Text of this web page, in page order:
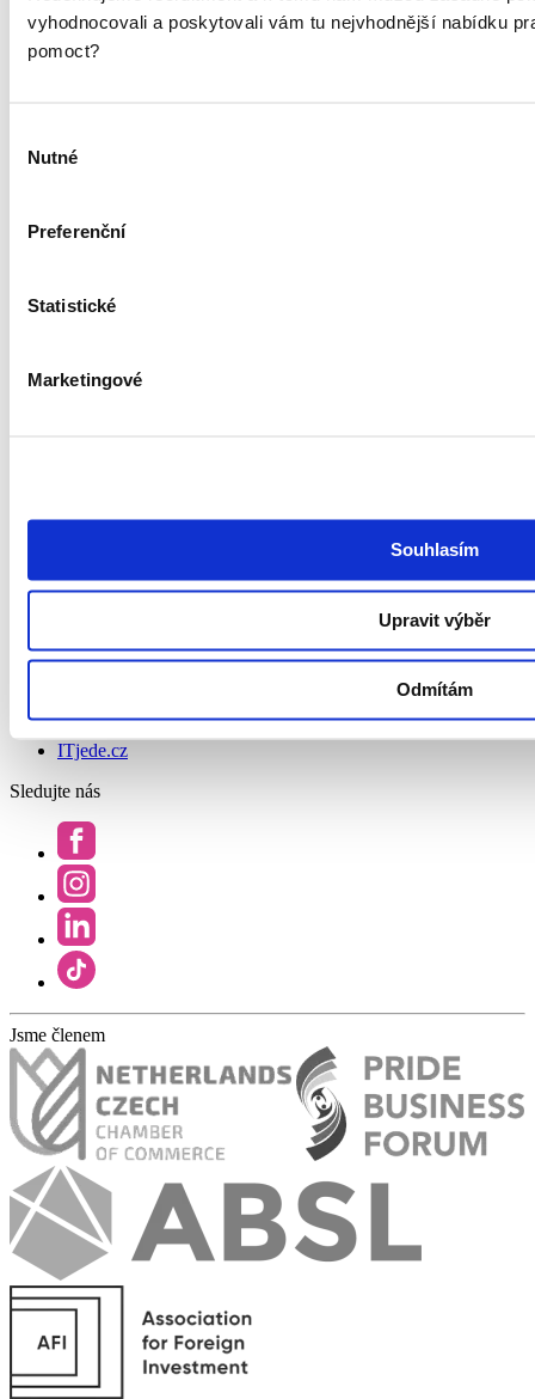
vyhodnocovali a poskytovali vám tu nejvhodnější nabídku
pomoct?
souhlasu
Nutné
Preferenční
Statistické
Marketingové
Souhlasím
Upravit výběr
Odmítám
Vaše osobní údaje budeme zpracovávat podlezásad zpracování
osobních údajů
Služby
Outplacement
O společnosti
Zásady zpracování osobních údajů
Whistleblowing
Hledám práci
ITjede.cz
Sledujte nás
Jsme členem